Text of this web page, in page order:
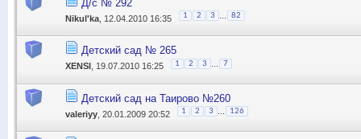
Д/с № 292
Nikul'ka , 12.04.2010 16:35 1 2 3 ... 82
Детский сад № 265
XENSI , 19.07.2010 16:25 1 2 3 7
Детский сад на Таирово №260
valeriyy , 20.01.2009 20:52 1 2 3 126